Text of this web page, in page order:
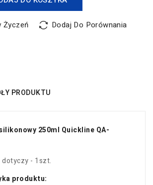
Życzeń Dodaj Do Porównania
PRODUKTU
250ml Quickline QA-
- 1szt.
produktu: